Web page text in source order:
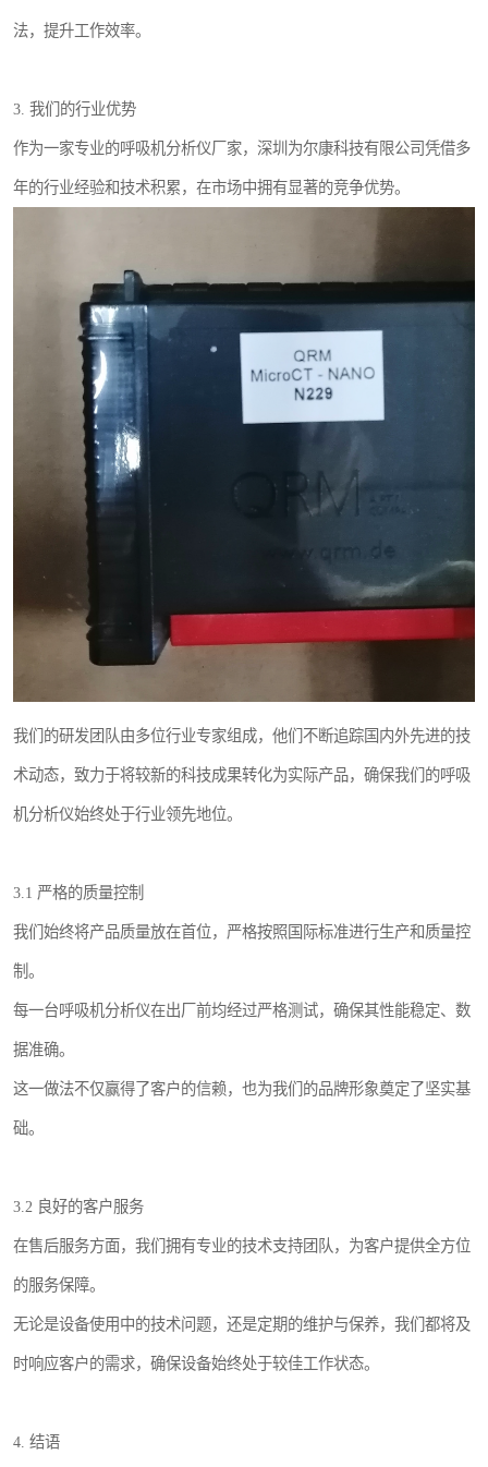
法，提升工作效率。
3. 我们的行业优势
作为一家专业的呼吸机分析仪厂家，深圳为尔康科技有限公司凭借多
年的行业经验和技术积累，在市场中拥有显著的竞争优势。
我们的研发团队由多位行业专家组成，他们不断追踪国内外先进的技
术动态，致力于将较新的科技成果转化为实际产品，确保我们的呼吸
机分析仪始终处于行业领先地位。
3.1 严格的质量控制
我们始终将产品质量放在首位，严格按照国际标准进行生产和质量控
制。
每一台呼吸机分析仪在出厂前均经过严格测试，确保其性能稳定、数
据准确。
这一做法不仅赢得了客户的信赖，也为我们的品牌形象奠定了坚实基
础。
3.2 良好的客户服务
在售后服务方面，我们拥有专业的技术支持团队，为客户提供全方位
的服务保障。
无论是设备使用中的技术问题，还是定期的维护与保养，我们都将及
时响应客户的需求，确保设备始终处于较佳工作状态。
4. 结语